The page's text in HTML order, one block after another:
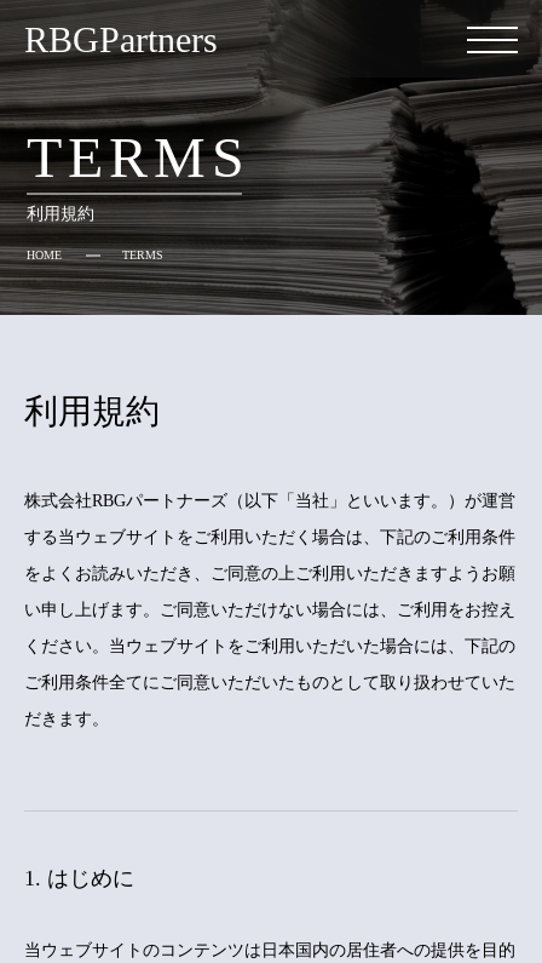
RBGPartners
TERMS
利用規約
HOME TERMS
利用規約
株式会社RBGパートナーズ（以下「当社」といいます。）が運営
する当ウェブサイトをご利用いただく場合は、下記のご利用条件
をよくお読みいただき、ご同意の上ご利用いただきますようお願
い申し上げます。ご同意いただけない場合には、ご利用をお控え
ください。当ウェブサイトをご利用いただいた場合には、下記の
ご利用条件全てにご同意いただいたものとして取り扱わせていた
だきます。
1. はじめに
当ウェブサイトのコンテンツは日本国内の居住者への提供を目的